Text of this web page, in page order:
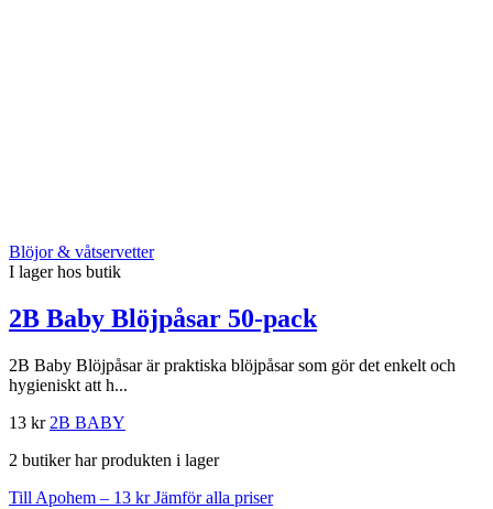
Blöjor & våtservetter
I lager hos butik
2B Baby Blöjpåsar 50-pack
2B Baby Blöjpåsar är praktiska blöjpåsar som gör det enkelt och
hygieniskt att h...
13 kr 2B BABY
2 butiker har produkten i lager
Till Apohem – 13 krJämför alla priser